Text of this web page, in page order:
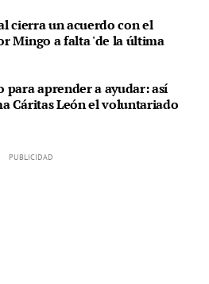
cierra un acuerdo con el
Mingo a falta 'de la última
para aprender a ayudar: así
Cáritas León el voluntariado